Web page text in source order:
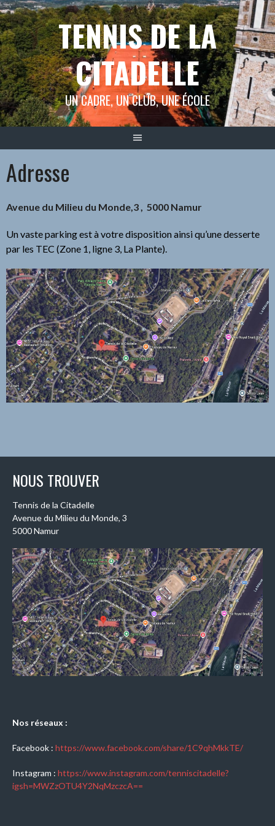
Aller
au
contenu
TENNIS DE LA
CITADELLE
UN CADRE, UN CLUB, UNE ÉCOLE
Adresse
Avenue du Milieu du Monde,3 , 5000 Namur
Un vaste parking est à votre disposition ainsi qu’une desserte
par les TEC (Zone 1, ligne 3, La Plante).
NOUS TROUVER
Tennis de la Citadelle
Avenue du Milieu du Monde, 3
5000 Namur
Nos réseaux :
Facebook : https://www.facebook.com/share/1C9qhMkkTE/
Instagram : https://www.instagram.com/tenniscitadelle?
igsh=MWZzOTU4Y2NqMzczcA==